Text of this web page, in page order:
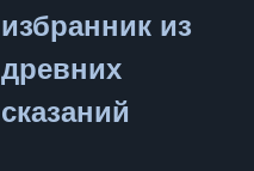
избранник из
древних
сказаний